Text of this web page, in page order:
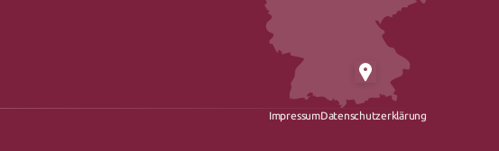
ImpressumDatenschutzerklärung